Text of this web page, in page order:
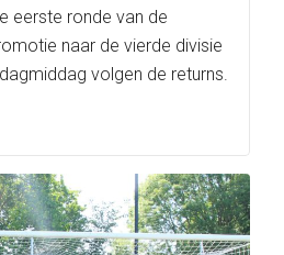
eerste ronde van de
naar de vierde divisie
volgen de returns.